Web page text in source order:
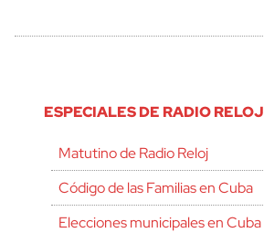
ESPECIALES DE RADIO RELOJ
Matutino de Radio Reloj
Código de las Familias en Cuba
Elecciones municipales en Cuba